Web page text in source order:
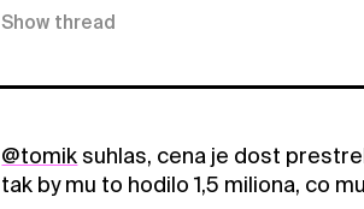
Show thread
@tomik suhlas, cena je dost
tak by mu to hodilo 1,5 miliona, co